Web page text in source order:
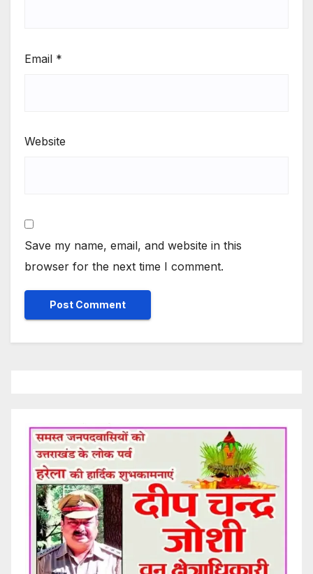
Email *
Website
Save my name, email, and website in this
browser for the next time I comment.